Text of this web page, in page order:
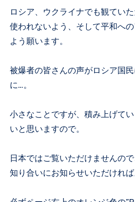
ロシア、ウクライナでも観てい
使われないよう、そして平和へ
よう願います。
被爆者の皆さんの声がロシア国
に…。
小さなことですが、積み上げて
いと思いますので。
日本ではご覧いただけませんの
知り合いにお知らせいただければ